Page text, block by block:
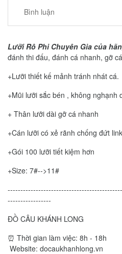
Bình luận
Lưỡi Rô Phi Chuyên Gia của
đánh thi đấu, đánh cá nhanh, gỡ
+Lưỡi thiết kế mảnh tránh nhát cá.
+Mũi lưỡi sắc bén , không nghạnh
+ Thân lưỡi dài gỡ cá nhanh
+Cán lưỡi có xẻ rãnh chống đứt
+Gói 100 lưỡi tiết kiệm hơn
+Size: 7#-->11#
-----------------
ĐỒ CÂU KHÁNH LONG
⏰ Thời gian làm việc: 8h - 18h
Website: docaukhanhlong.vn